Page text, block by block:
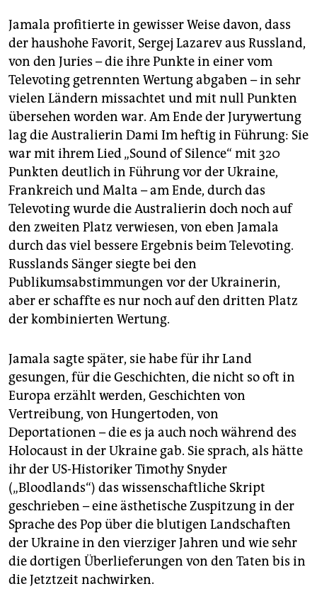
Jamala profitierte in gewisser Weise davon, dass
der haushohe Favorit, Sergej Lazarev aus Russland,
von den Juries – die ihre Punkte in einer vom
Televoting getrennten Wertung abgaben – in sehr
vielen Ländern missachtet und mit null Punkten
übersehen worden war. Am Ende der Jurywertung
lag die Australierin Dami Im heftig in Führung: Sie
war mit ihrem Lied „Sound of Silence“ mit 320
Punkten deutlich in Führung vor der Ukraine,
Frankreich und Malta – am Ende, durch das
Televoting wurde die Australierin doch noch auf
den zweiten Platz verwiesen, von eben Jamala
durch das viel bessere Ergebnis beim Televoting.
Russlands Sänger siegte bei den
Publikumsabstimmungen vor der Ukrainerin,
aber er schaffte es nur noch auf den dritten Platz
der kombinierten Wertung.
Jamala sagte später, sie habe für ihr Land
gesungen, für die Geschichten, die nicht so oft in
Europa erzählt werden, Geschichten von
Vertreibung, von Hungertoden, von
Deportationen – die es ja auch noch während des
Holocaust in der Ukraine gab. Sie sprach, als hätte
ihr der US-Historiker Timothy Snyder
(„Bloodlands“) das wissenschaftliche Skript
geschrieben – eine ästhetische Zuspitzung in der
Sprache des Pop über die blutigen Landschaften
der Ukraine in den vierziger Jahren und wie sehr
die dortigen Überlieferungen von den Taten bis in
die Jetztzeit nachwirken.